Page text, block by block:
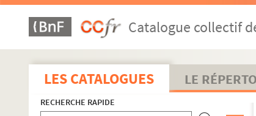
Catalogue collectif
LES CATALOGUES LE
RECHERCHE RAPIDE
Fol. 217. « Ordre à observer en la solemnité
Fol. 218. « Ambassade d'obédience envoyée au
Fol. 221. Édit d'ordre général pour tous les États
Fol. 246. « Registre des vœux qui furent faits
Fol. 283. « Relation de la présentation de la